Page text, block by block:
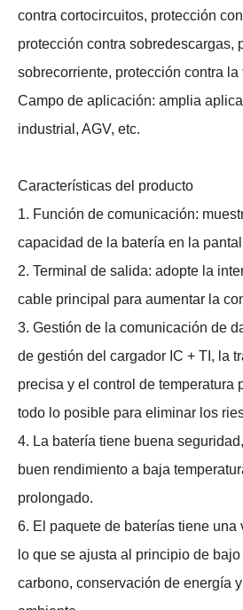
contra cortocircuitos, protección
protección contra sobredescargas,
sobrecorriente, protección contra la
Campo de aplicación: amplia
industrial, AGV, etc.
Características del producto
1. Función de comunicación:
capacidad de la batería en la
2. Terminal de salida: adopte la
cable principal para aumentar la
3. Gestión de la comunicación de
de gestión del cargador IC + TI, la
precisa y el control de temperatura
todo lo posible para eliminar los
4. La batería tiene buena
buen rendimiento a baja
prolongado.
6. El paquete de baterías tiene una
lo que se ajusta al principio de
carbono, conservación de energía